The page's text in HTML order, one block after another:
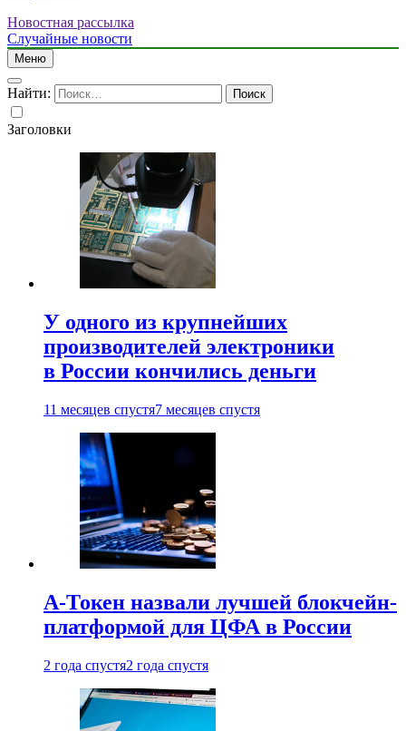
Новостная рассылка
Случайные новости
Меню
Найти:
Заголовки
У одного из крупнейших
производителей электроники
в России кончились деньги
11 месяцев спустя7 месяцев спустя
А-Токен назвали лучшей блокчейн-
платформой для ЦФА в России
2 года спустя2 года спустя